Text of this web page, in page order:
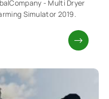
- Multi Dryer
Simulator 2019.